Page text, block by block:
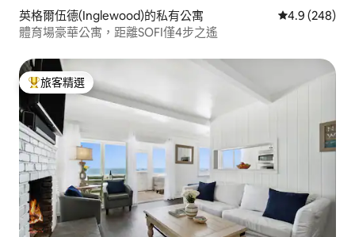
英格爾伍德(Inglewood)的私有公寓 從 248 則評價
4.9 (248)
體育場豪華公寓，距離SOFI僅4步之遙
旅客精選榜首
旅客精選